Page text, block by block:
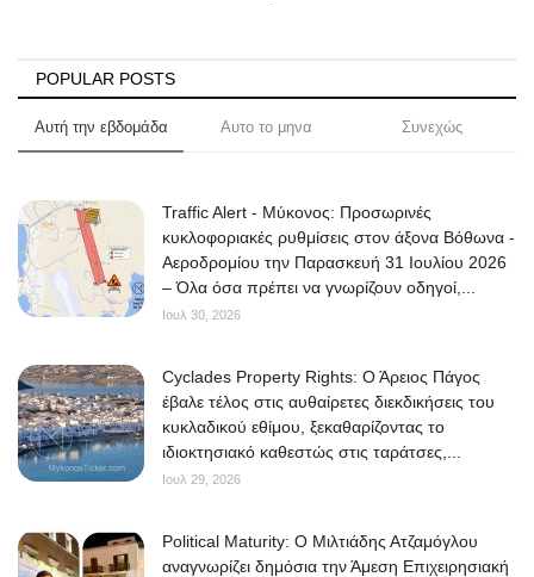
POPULAR POSTS
Αυτή την εβδομάδα Αυτο το μηνα Συνεχώς
Traffic Alert - Μύκονος: Προσωρινές
κυκλοφοριακές ρυθμίσεις στον άξονα Βόθωνα -
Αεροδρομίου την Παρασκευή 31 Ιουλίου 2026
– Όλα όσα πρέπει να γνωρίζουν οδηγοί,...
Ιουλ 30, 2026
Cyclades Property Rights: Ο Άρειος Πάγος
έβαλε τέλος στις αυθαίρετες διεκδικήσεις του
κυκλαδικού εθίμου, ξεκαθαρίζοντας το
ιδιοκτησιακό καθεστώς στις ταράτσες,...
Ιουλ 29, 2026
Political Maturity: Ο Μιλτιάδης Ατζαμόγλου
αναγνωρίζει δημόσια την Άμεση Επιχειρησιακή